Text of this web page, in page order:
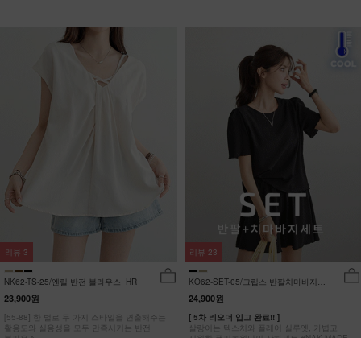
NK62-TS-25/엔릴 반전 블라우스_HR
23,900원
[55-88] 한 벌로 두 가지 스타일을 연출해주는
활용도와 실용성을 모두 만족시키는 반전
리뷰 3
KO62-SET-05/크립스 반팔치마바지세
트_HR
24,900원
[ 5차 리오더 입고 완료!! ]
살랑이는 텍스처와 플레어 실루엣, 가볍고
리뷰 23